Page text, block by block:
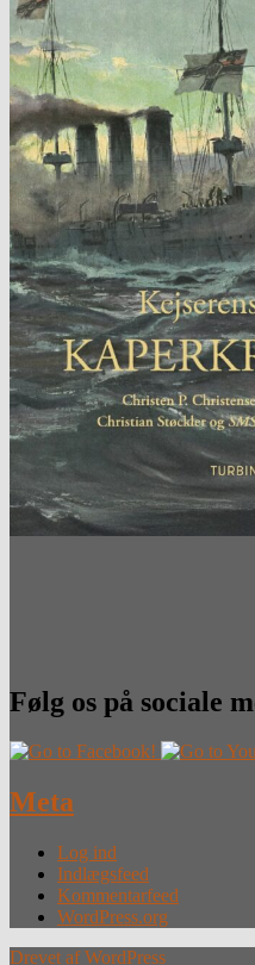
Følg os på sociale
Meta
Log ind
Indlægsfeed
Kommentarfeed
WordPress.org
Drevet af WordPress